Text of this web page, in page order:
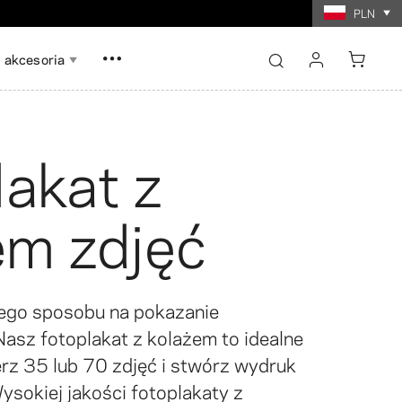
PLN
ze zdjęć Odbitki kolażu zdjęć
zdjęć
akcesoria
sign in
z
zdjęć
sposobu na pokazanie
fotoplakat z kolażem to idealne
35 lub 70 zdjęć i stwórz wydruk
jakości fotoplakaty z